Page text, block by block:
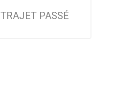
TRAJET PASSÉ